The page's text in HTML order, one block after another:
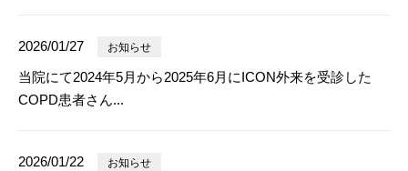
2026/01/27 お知らせ
当院にて2024年5月から2025年6月にICON外来を受診した
COPD患者さん...
2026/01/22 お知らせ